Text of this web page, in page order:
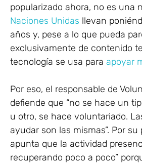
popularizado ahora, no es una
Naciones Unidas llevan
años y, pese a lo que pueda
exclusivamente de contenido
tecnología se usa para apoyar
Por eso, el responsable de
defiende que “no se hace un
u otro, se hace voluntariado.
ayudar son las mismas”. Por su
apunta que la actividad
recuperando poco a poco”